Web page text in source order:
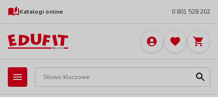
Katalogi online 0 801 528 202